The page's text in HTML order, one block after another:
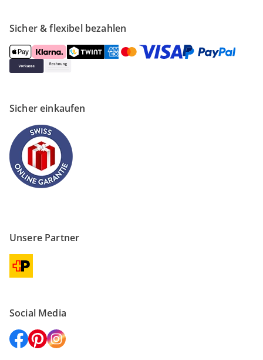
Sicher & flexibel bezahlen
Sicher einkaufen
Unsere Partner
Social Media